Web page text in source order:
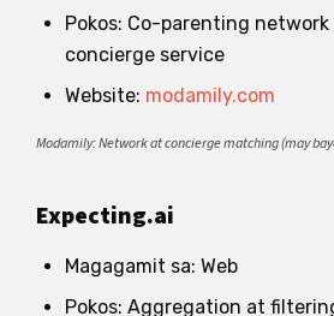
Pokos: Co-parenting network
concierge service
Website: modamily.com
Modamily: Network at concierge matching (may
Expecting.ai
Magagamit sa: Web
Pokos: Aggregation at